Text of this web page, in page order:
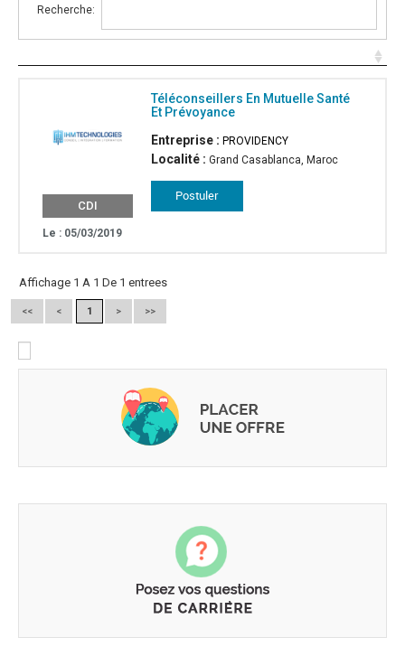
Recherche:
CDI
Le : 05/03/2019
Téléconseillers En Mutuelle Santé
Et Prévoyance
Entreprise : PROVIDENCY
Localité : Grand Casablanca, Maroc
Affichage 1 A 1 De 1 entrees
<< < 1 > >>